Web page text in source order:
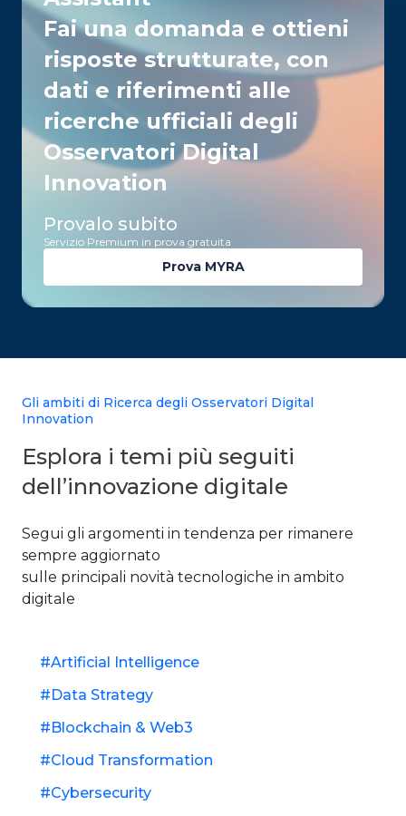
Fai una domanda e ottieni
risposte strutturate, con
dati e riferimenti alle
ricerche ufficiali degli
Osservatori Digital
Innovation
Provalo subito
Servizio Premium in prova gratuita
Prova MYRA
Gli ambiti di Ricerca degli Osservatori Digital
Innovation
Esplora i temi più seguiti
dell’innovazione digitale
Segui gli argomenti in tendenza per rimanere
sempre aggiornato ​
sulle principali novità tecnologiche in ambito
digitale​
Artificial Intelligence
Data Strategy
Blockchain & Web3
Cloud Transformation
Cybersecurity